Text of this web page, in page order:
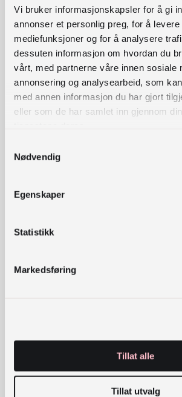
Vi bruker informasjonskapsler for å gi
annonser et personlig preg, for å
mediefunksjoner og for å analysere
dessuten informasjon om hvordan du
vårt, med partnerne våre innen sosiale
annonsering og analysearbeid, som
med annen informasjon du har gjort
eller som de har samlet inn gjennom
Nødvendig
Egenskaper
Statistikk
Markedsføring
Tillat alle
Tillat utvalg
vise fram lynnet til sentrale
som Lavrans Brynjulfsson, Erlend
fru Åshild og Kristin Lavransdatter
I utstillingenOpplystfinnes en
mellomalderhistorie: Magnus
av 1274. Med eksempel fra denne
rettshistorieJørn Øyrehagen
verktøy i Sigrid Undsets
Kristin
Læringsmål
Utforsk videre